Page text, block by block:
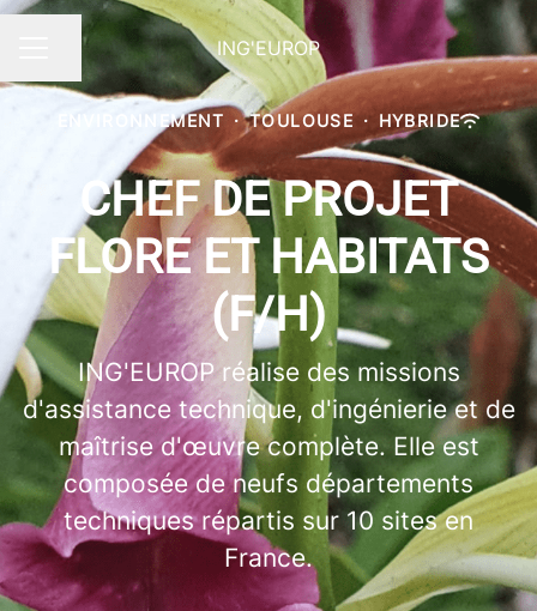
ING'EUROP
Partager la page
ENVIRONNEMENT · TOULOUSE · HYBRIDE
CHEF DE PROJET
FLORE ET HABITATS
(F/H)
ING'EUROP réalise des missions
d'assistance technique, d'ingénierie et de
maîtrise d'œuvre complète. Elle est
composée de neufs départements
techniques répartis sur 10 sites en
France.